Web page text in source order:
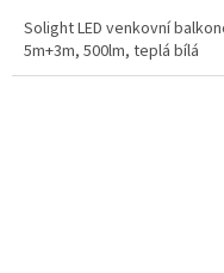
Solight LED venkovní
5m+3m, 500lm, teplá bílá